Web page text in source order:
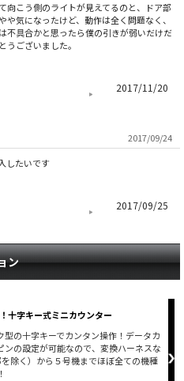
向こう側のライトが見えてるのと、ドア部
気になったけど、動作は全く問題なく、
不具合かと思ったら僕の引きが弱いだけだ
うございました。
2017/11/20
2017/09/24
したいです
2017/09/25
ン
十字キー式ミニカウンター
型の十字キーでカンタン操作！データカ
ンの設定が可能なので、変換ハーネスな
除く）から５号機までほぼ全ての機種